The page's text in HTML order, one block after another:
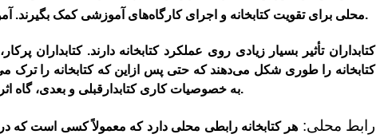
محلی برای تقویت کتابخانه و اجرای کارگاه‌های آموزشی کمک بگیرند. آموزش این کتابداران عمدتا به عهدۀ کانون است.
کتابداران تأثیر بسیار زیادی روی عملکرد کتابخانه دارند. کتابداران
کتابخانه را طوری شکل ‌می‌دهند که حتی پس از‌این که کتابخانه را ترک
به خصوصیات کاری کتابدارقبلی و بعدی، گاه اثر مثبت و گاه اثر منفی بر عملکرد کتابخانه دارد.
رابط محلی: هر کتابخانه رابطی محلی دارد که معمولاً کسی است که